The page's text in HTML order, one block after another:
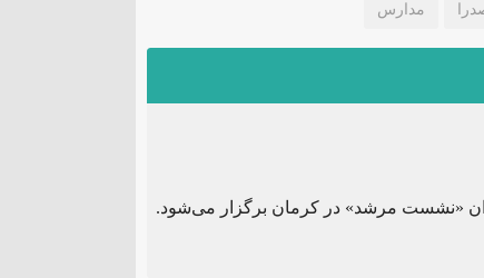
مدارس
«نشست مرشد» در کرمان برگزار می‌شود.